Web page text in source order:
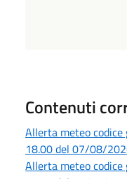
Contenuti
Allerta meteo
18.00 del 07/08/
Allerta meteo